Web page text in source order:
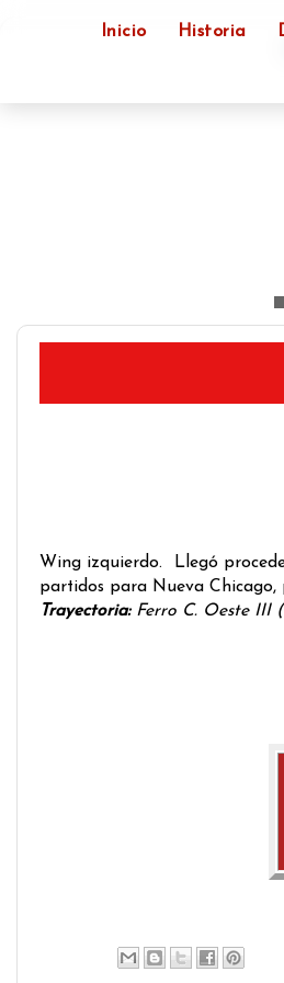
Inicio Historia
Wing izquierdo. Llegó
partidos para Nueva Chicago,
Trayectoria: Ferro C. Oeste III